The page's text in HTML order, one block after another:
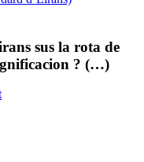
sus la rota de
? (…)